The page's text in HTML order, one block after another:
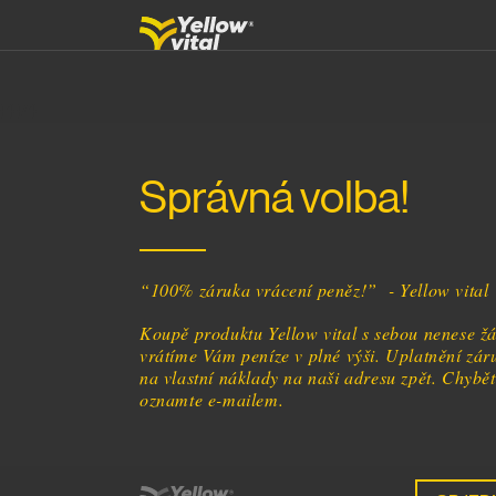
Správná volba!
“100% záruka vrácení peněz!” - Yellow vital
Koupě produktu Yellow vital s sebou nenese
vrátíme Vám peníze v plné výši. Uplatnění
na vlastní náklady na naši adresu zpět.
oznamte e-mailem.